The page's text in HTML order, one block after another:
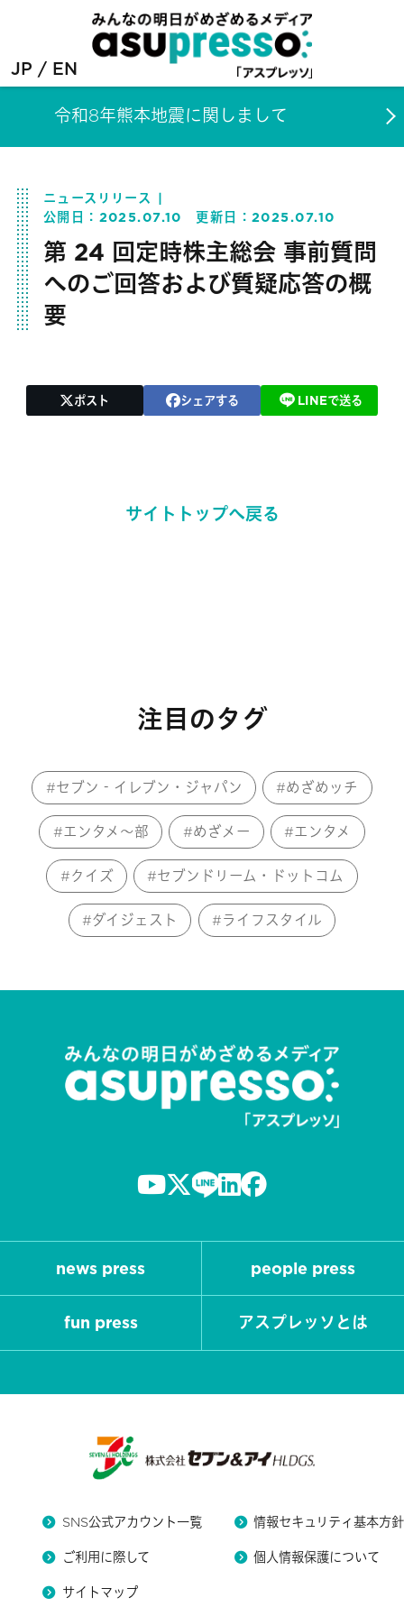
JP EN
令和8年熊本地震に関しまして
ニュースリリース
公開日： 2025.07.10 更新日：2025.07.10
第 24 回定時株主総会 事前質問
へのご回答および質疑応答の概
要
ポスト シェアする LINEで送る
サイトトップへ戻る
注目のタグ
セブン‐イレブン・ジャパン めざめッチ
エンタメ～部 めざメー エンタメ
クイズ セブンドリーム・ドットコム
ダイジェスト ライフスタイル
news press people press
fun press アスプレッソとは
SNS公式アカウント一覧 情報セキュリティ基本方針
ご利用に際して 個人情報保護について
サイトマップ